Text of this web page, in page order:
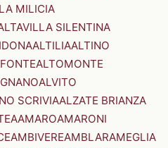
MILICIA
SILENTINA
ALTILIAALTINO
ALTOMONTE
ALVITO
SCRIVIAALZATE BRIANZA
AMAROAMARONI
AMBIVEREAMBLARAMEGLIA